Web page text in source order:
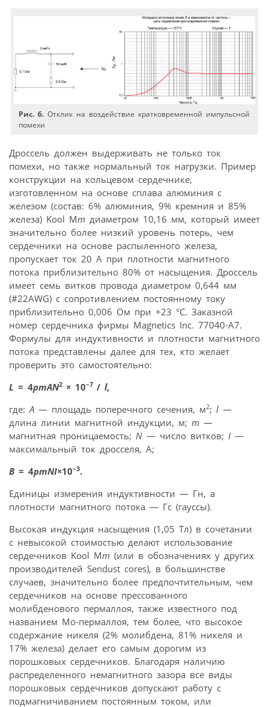
Рис. 6. Отклик на воздействие кратковременной импульсной
помехи
Дроссель должен выдерживать не только ток
помехи, но также нормальный ток нагрузки. Пример
конструкции на кольцевом сердечнике,
изготовленном на основе сплава алюминия с
железом (состав: 6% алюминия, 9% кремния и 85%
железа) Kool Mm диаметром 10,16 мм, который имеет
значительно более низкий уровень потерь, чем
сердечники на основе распыленного железа,
пропускает ток 20 A при плотности магнитного
потока приблизительно 80% от насыщения. Дроссель
имеет семь витков провода диаметром 0,644 мм
(#22AWG) с сопротивлением постоянному току
приблизительно 0,006 Ом при +23 °C. Заказной
номер сердечника фирмы Magnetics Inc. 77040-A7.
Формулы для индуктивности и плотности магнитного
потока представлены далее для тех, кто желает
проверить это самостоятельно:
L = 4pmAN2 × 10–7 / l,
где: A — площадь поперечного сечения, м2; l —
длина линии магнитной индукции, м; m —
магнитная проницаемость; N — число витков; I —
максимальный ток дросселя, A;
B = 4pmNI×10–3.
Единицы измерения индуктивности — Гн, а
плотности магнитного потока — Гс (гауссы).
Высокая индукция насыщения (1,05 Тл) в сочетании
с невысокой стоимостью делают использование
сердечников Kool Mm (или в обозначениях у других
производителей Sendust cores), в большинстве
случаев, значительно более предпочтительным, чем
сердечников на основе прессованного
молибденового пермаллоя, также известного под
названием Мо-пермаллоя, тем более, что высокое
содержание никеля (2% молибдена, 81% никеля и
17% железа) делает его самым дорогим из
порошковых сердечников. Благодаря наличию
распределенного немагнитного зазора все виды
порошковых сердечников допускают работу с
подмагничиванием постоянным током, или